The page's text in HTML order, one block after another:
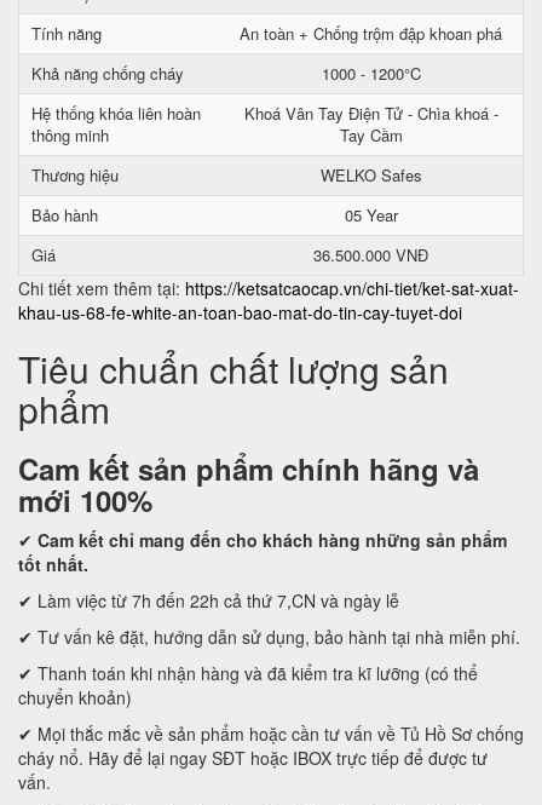
Tính năng
An toàn + Chống trộm đập khoan phá
Khả năng chống cháy
1000 - 1200°C
Hệ thống khóa liên hoàn
thông minh
Khoá Vân Tay Điện Tử - Chìa khoá -
Tay Cầm
Thương hiệu
WELKO Safes
Bảo hành
05 Year
Giá
36.500.000 VNĐ
Chi tiết xem thêm tại: https://ketsatcaocap.vn/chi-tiet/ket-sat-xuat-
khau-us-68-fe-white-an-toan-bao-mat-do-tin-cay-tuyet-doi
Tiêu chuẩn chất lượng sản
phẩm
Cam kết sản phẩm chính hãng và
mới 100%
✔ Cam kết chỉ mang đến cho khách hàng những sản phẩm
tốt nhất.
✔ Làm việc từ 7h đến 22h cả thứ 7,CN và ngày lễ
✔ Tư vấn kê đặt, hướng dẫn sử dụng, bảo hành tại nhà miễn phí.
✔ Thanh toán khi nhận hàng và đã kiểm tra kĩ lưỡng (có thể
chuyển khoản)
✔ Mọi thắc mắc về sản phẩm hoặc cần tư vấn về Tủ Hồ Sơ chống
cháy nổ. Hãy để lại ngay SĐT hoặc IBOX trực tiếp để được tư
vấn.